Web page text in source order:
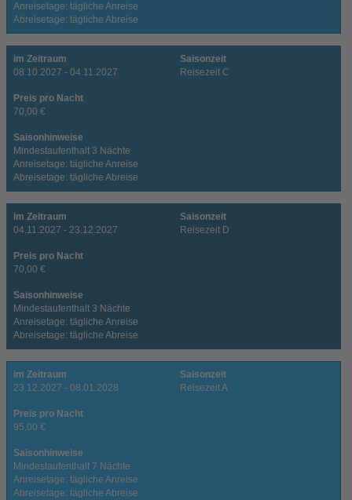
Anreisetage: tägliche Anreise
Abreisetage: tägliche Abreise
im Zeitraum
08.10.2027 - 04.11.2027
Saisonzeit
Reisezeit C
Preis pro Nacht
70,00 €
Saisonhinweise
Mindestaufenthalt 3 Nächte
Anreisetage: tägliche Anreise
Abreisetage: tägliche Abreise
im Zeitraum
04.11.2027 - 23.12.2027
Saisonzeit
Reisezeit D
Preis pro Nacht
70,00 €
Saisonhinweise
Mindestaufenthalt 3 Nächte
Anreisetage: tägliche Anreise
Abreisetage: tägliche Abreise
im Zeitraum
23.12.2027 - 08.01.2028
Saisonzeit
Reisezeit A
Preis pro Nacht
95,00 €
Saisonhinweise
Mindestaufenthalt 7 Nächte
Anreisetage: tägliche Anreise
Abreisetage: tägliche Abreise